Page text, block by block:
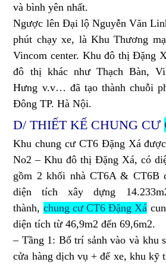
và bình yên nhất.
Ngược lên Đại lộ Nguyễn Văn
phút chạy xe, là Khu Thương
Vincom center. Khu đô thị Đặng
đô thị khác như Thạch Bàn,
Hưng v.v… đã tạo thành chuỗi
Đông TP. Hà Nội.
D/ THIẾT KẾ CHUNG CƯ
Khu chung cư CT6 Đặng Xá
No2 – Khu đô thị Đặng Xá, có
gồm 2 khối nhà CT6A & CT6B
diện tích xây dựng
thành, chung cư CT6 Đặng Xá
diện tích từ 46,9m2 đến 69,6m2.
– Tầng 1: Bố trí sảnh vào và khu
cửa hàng dịch vụ + để xe, khu kỹ